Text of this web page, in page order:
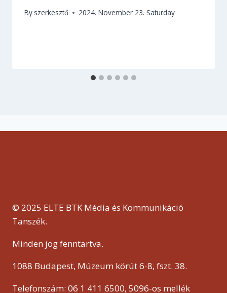
By szerkesztő 2024. November 23. Saturday
© 2025 ELTE BTK Média és Kommunikáció
Tanszék.
Minden jog fenntartva.
1088 Budapest, Múzeum körút 6-8, fszt. 38.
Telefonszám: 06 1 411 6500, 5096-os mellék